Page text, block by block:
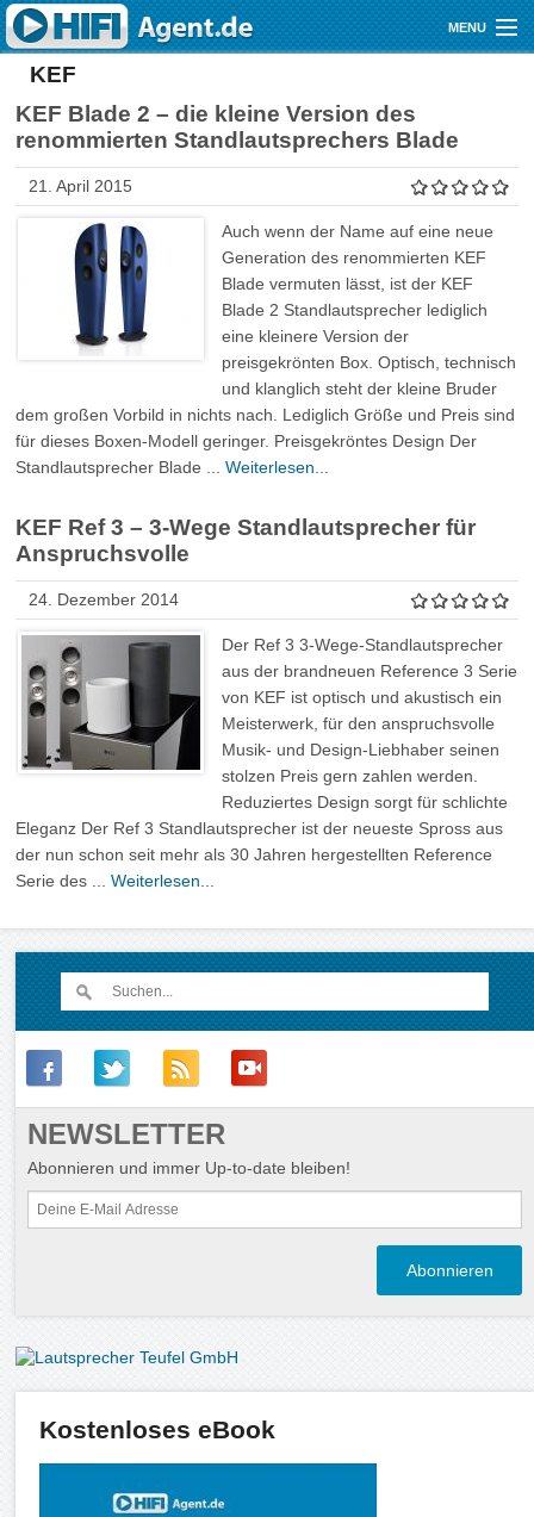
Direkt zum Inhalt
MENU
Gutscheine
Video
KEF
KEF Blade 2 – die kleine Version des
renommierten Standlautsprechers Blade
21. April 2015
Auch wenn der Name auf eine neue
Generation des renommierten KEF
Blade vermuten lässt, ist der KEF
Blade 2 Standlautsprecher lediglich
eine kleinere Version der
preisgekrönten Box. Optisch, technisch
und klanglich steht der kleine Bruder
dem großen Vorbild in nichts nach. Lediglich Größe und Preis sind
für dieses Boxen-Modell geringer. Preisgekröntes Design Der
Standlautsprecher Blade ...Weiterlesen...
KEF Ref 3 – 3-Wege Standlautsprecher für
Anspruchsvolle
24. Dezember 2014
Der Ref 3 3-Wege-Standlautsprecher
aus der brandneuen Reference 3 Serie
von KEF ist optisch und akustisch ein
Meisterwerk, für den anspruchsvolle
Musik- und Design-Liebhaber seinen
stolzen Preis gern zahlen werden.
Reduziertes Design sorgt für schlichte
Eleganz Der Ref 3 Standlautsprecher ist der neueste Spross aus
der nun schon seit mehr als 30 Jahren hergestellten Reference
Serie des ...Weiterlesen...
NEWSLETTER
Abonnieren und immer Up-to-date bleiben!
Kostenloses eBook